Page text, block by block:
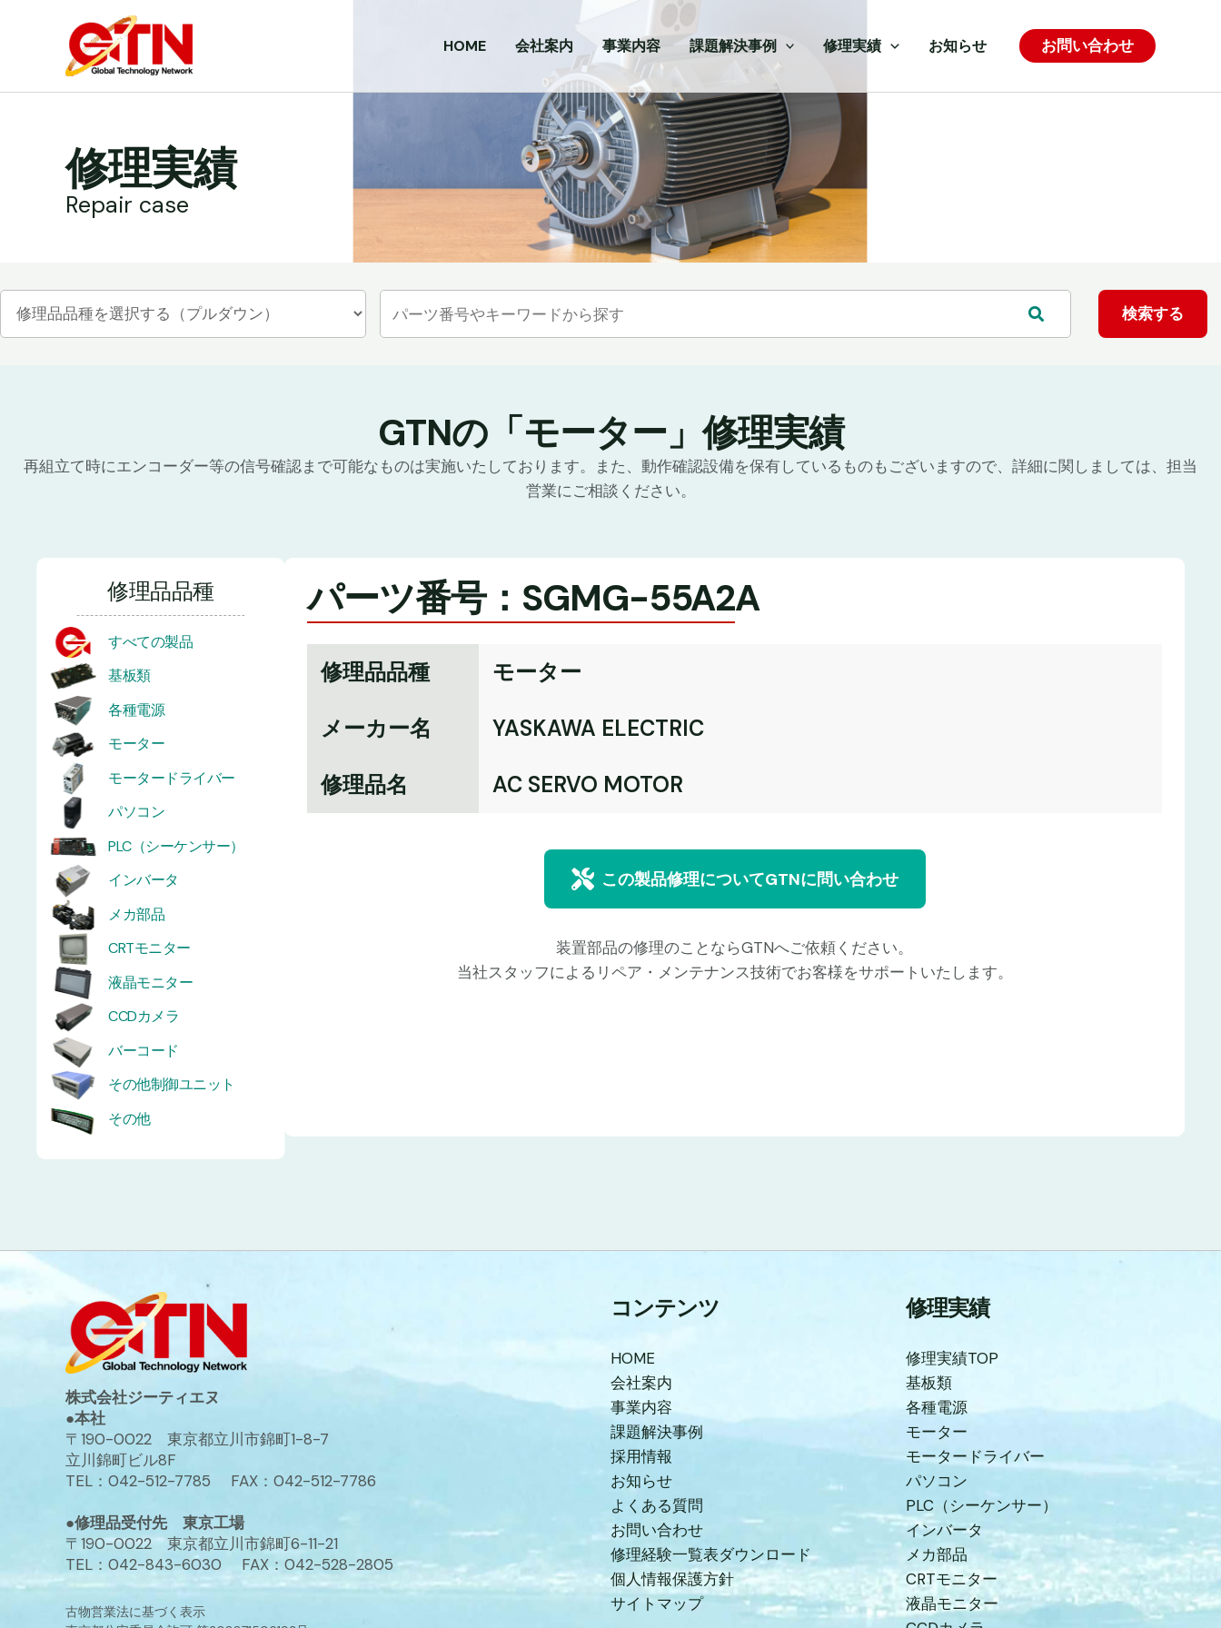
HOME 会社案内 事業内容 課題解決事例 修理実績 お知らせ お問い合わせ
修理実績
Repair case
GTNの「モーター」修理実績
再組立て時にエンコーダー等の信号確認まで可能なものは実施いたしております。また、動作確認設備を保有しているものもございますので、詳細に関しましては、担当
営業にご相談ください。
修理品品種
すべての製品
基板類
各種電源
モーター
モータードライバー
パソコン
PLC（シーケンサー）
インバータ
メカ部品
CRTモニター
液晶モニター
CCDカメラ
バーコード
その他制御ユニット
その他
パーツ番号：SGMG-55A2A
修理品品種
モーター
メーカー名
YASKAWA ELECTRIC
修理品名
AC SERVO MOTOR
この製品修理についてGTNに問い合わせ
装置部品の修理のことならGTNへご依頼ください。
当社スタッフによるリペア・メンテナンス技術でお客様をサポートいたします。
株式会社ジーティエヌ
●本社
〒190-0022 東京都立川市錦町1-8-7
立川錦町ビル8F
TEL：042-512-7785 FAX：042-512-7786
●修理品受付先 東京工場
〒190-0022 東京都立川市錦町6-11-21
TEL：042-843-6030 FAX：042-528-2805
古物営業法に基づく表示
コンテンツ
HOME
会社案内
事業内容
課題解決事例
採用情報
お知らせ
よくある質問
お問い合わせ
修理経験一覧表ダウンロード
個人情報保護方針
サイトマップ
修理実績
修理実績TOP
基板類
各種電源
モーター
モータードライバー
パソコン
PLC（シーケンサー）
インバータ
メカ部品
CRTモニター
液晶モニター